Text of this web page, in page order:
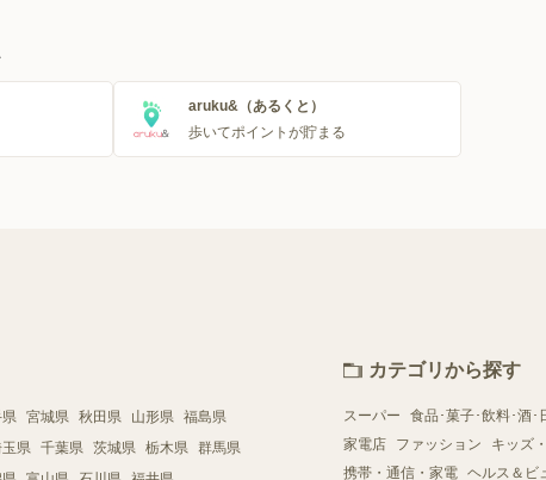
aruku&（あるくと）
歩いてポイントが貯まる
宮城県 秋田県 山形県 福島県
県 千葉県 茨城県 栃木県 群馬県
カテゴリから探す
スーパー 食品･菓子･飲料･酒･
家電店
ファッション キッズ
携帯・通信・家電 ヘルス＆ビ